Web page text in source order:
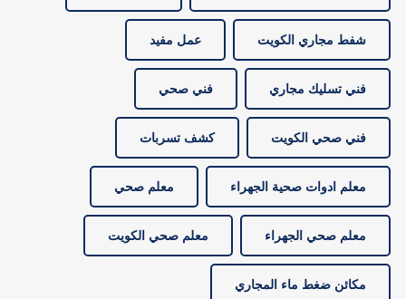
شفط مجاري الكويت عمل مفيد
فني تسليك مجاري فني صحي
فني صحي الكويت كشف تسربات
معلم ادوات صحية الجهراء معلم صحي
معلم صحي الجهراء معلم صحي الكويت
مكائن ضغط ماء المجاري